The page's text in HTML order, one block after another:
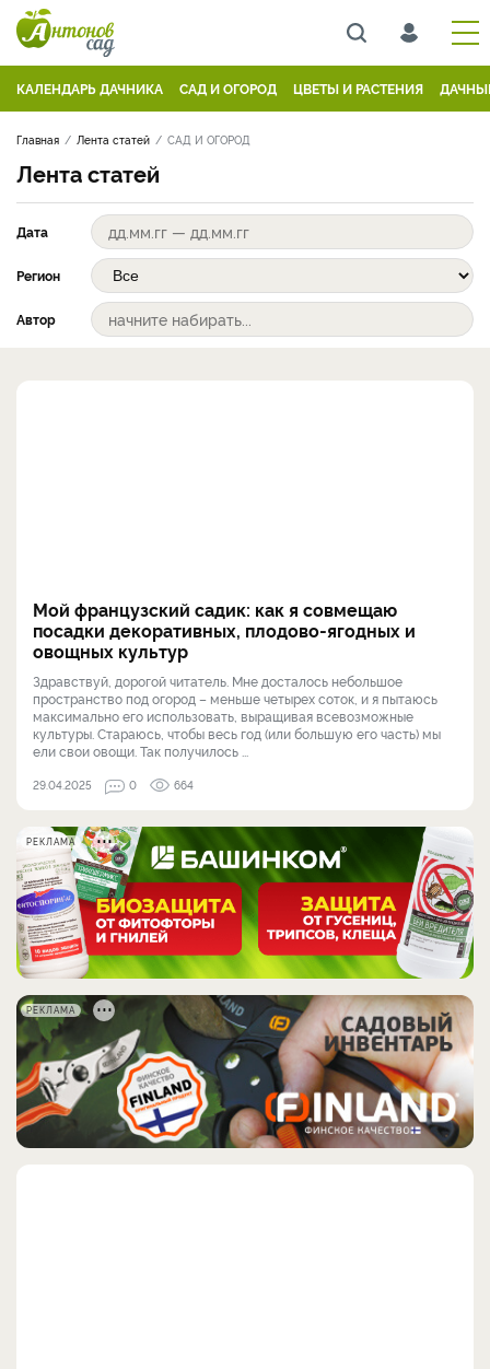
КАЛЕНДАРЬ ДАЧНИКА САД И ОГОРОД ЦВЕТЫ И РАСТЕНИЯ
Главная Лента статей САД И ОГОРОД
Лента статей
Дата
Регион
Автор
Мой французский садик: как я совмещаю
посадки декоративных, плодово-ягодных и
овощных культур
Здравствуй, дорогой читатель. Мне досталось небольшое
пространство под огород – меньше четырех соток, и я пытаюсь
максимально его использовать, выращивая всевозможные
культуры. Стараюсь, чтобы весь год (или большую его часть) мы
ели свои овощи. Так получилось ...
29.04.2025 0 664
РЕКЛАМА
РЕКЛАМА